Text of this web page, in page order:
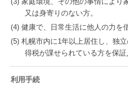
又は身寄りのない方。
健康で、日常生活に他人の力を
札幌市内に1年以上居住し、独
得税が課せられている方を保証
利用手続